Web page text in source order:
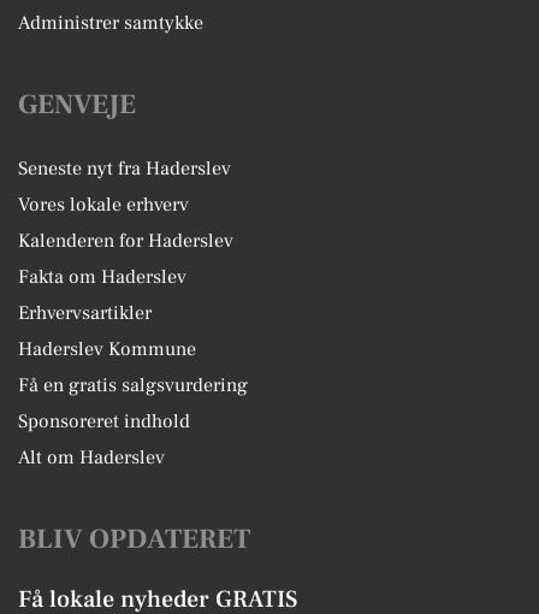
Administrer samtykke
GENVEJE
Seneste nyt fra Haderslev
Vores lokale erhverv
Kalenderen for Haderslev
Fakta om Haderslev
Erhvervsartikler
Haderslev Kommune
Få en gratis salgsvurdering
Sponsoreret indhold
Alt om Haderslev
BLIV OPDATERET
Få lokale nyheder GRATIS